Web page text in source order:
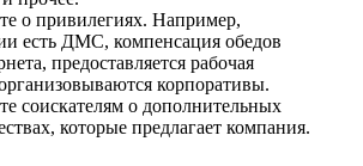
о привилегиях. Например,
есть ДМС, компенсация обедов
предоставляется рабочая
корпоративы.
соискателям о дополнительных
которые предлагает компания.